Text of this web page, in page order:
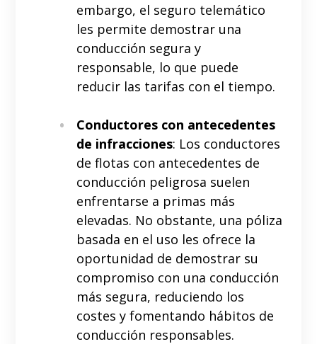
embargo, el seguro telemático
les permite demostrar una
conducción segura y
responsable, lo que puede
reducir las tarifas con el tiempo.
Conductores con antecedentes
de infracciones: Los conductores
de flotas con antecedentes de
conducción peligrosa suelen
enfrentarse a primas más
elevadas. No obstante, una póliza
basada en el uso les ofrece la
oportunidad de demostrar su
compromiso con una conducción
más segura, reduciendo los
costes y fomentando hábitos de
conducción responsables.